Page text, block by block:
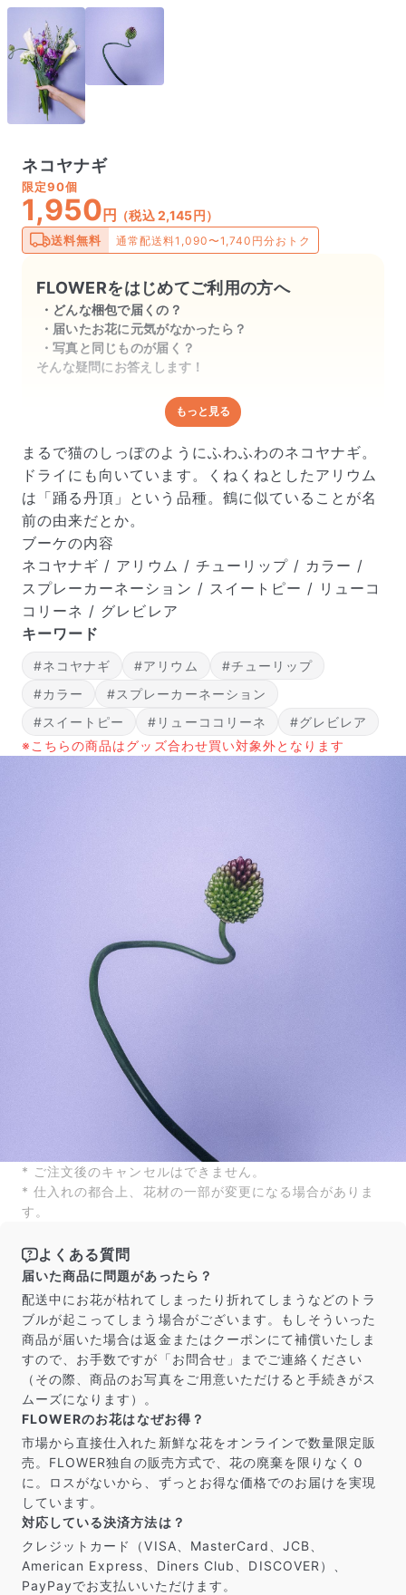
ネコヤナギ
限定90個
1,950 円 （税込 2,145円）
送料無料 通常配送料1,090〜1,740円分おトク
FLOWERをはじめてご利用の方へ
どんな梱包で届くの？
届いたお花に元気がなかったら？
写真と同じものが届く？
そんな疑問にお答えします！
どんな梱包で届くの？
出荷前に水揚げ（花が水を吸いやすくなる処理）を施
し、専用ボックスに丁寧に梱包してお届けしています。
きゅっとまとめられて一見窮屈そうに見えますが、輸送
中の衝撃による折れや擦れを軽減する効果があります。
届いたお花に元気がなかったら？
もし届いたお花に「枯れている」「折れている」などの
不備があった場合は、些細なことでもお気軽にサポート
までご連絡ください。ご返金にて補償いたします。
写真と同じものが届く？
商品ページに掲載している写真は、実際にお届けする商
品を撮影したものです。お花は生き物なので、どうして
も色味やサイズ・咲き方に個体差はありますが、できる
だけ写真のイメージに近いものをお届けできるように人
の目でチェックをしています。
もっと見る
まるで猫のしっぽのようにふわふわのネコヤナギ。
ドライにも向いています。くねくねとしたアリウム
は「踊る丹頂」という品種。鶴に似ていることが名
前の由来だとか。
ブーケの内容
ネコヤナギ / アリウム / チューリップ / カラー /
スプレーカーネーション / スイートピー / リューコ
コリーネ / グレビレア
キーワード
#ネコヤナギ #アリウム
#チューリップ
#カラー
#スプレーカーネーション
#スイートピー
#リューココリーネ
#グレビレア
※こちらの商品はグッズ合わせ買い対象外となります
* ご注文後のキャンセルはできません。
* 仕入れの都合上、花材の一部が変更になる場合がありま
す。
よくある質問
届いた商品に問題があったら？
配送中にお花が枯れてしまったり折れてしまうなどのトラ
ブルが起こってしまう場合がございます。もしそういった
商品が届いた場合は返金またはクーポンにて補償いたしま
すので、お手数ですが「お問合せ」までご連絡ください
（その際、商品のお写真をご用意いただけると手続きがス
ムーズになります）。
FLOWERのお花はなぜお得？
市場から直接仕入れた新鮮な花をオンラインで数量限定販
売。FLOWER独自の販売方式で、花の廃棄を限りなく０
に。ロスがないから、ずっとお得な価格でのお届けを実現
しています。
対応している決済方法は？
クレジットカード（VISA、MasterCard、JCB、
American Express、Diners Club、DISCOVER）、
PayPayでお支払いいただけます。